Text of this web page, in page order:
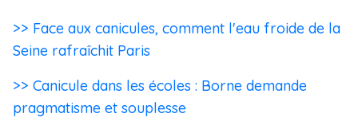
>> Face aux canicules, comment l'eau froide de la
Seine rafraîchit Paris
>> Canicule dans les écoles : Borne demande
pragmatisme et souplesse